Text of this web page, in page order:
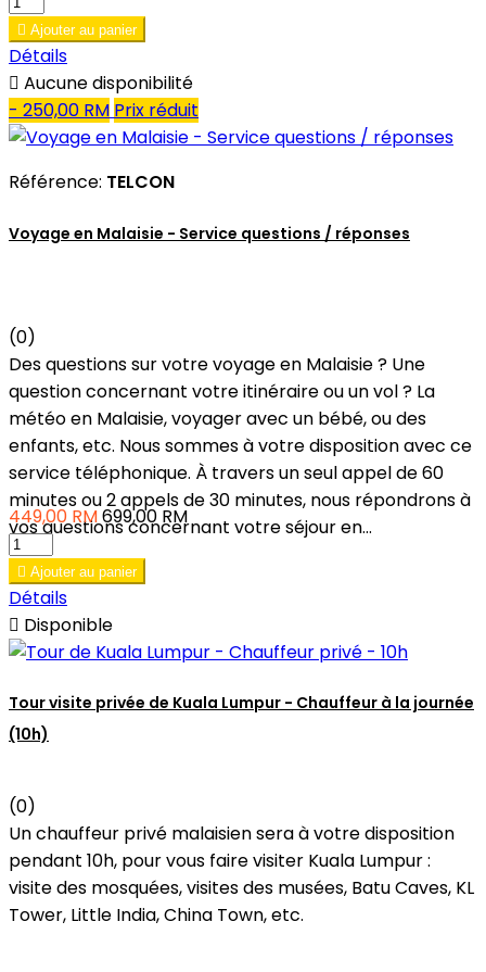
 Ajouter au panier
Détails
 Aucune disponibilité
- 250,00 RM Prix réduit
Référence: TELCON
Voyage en Malaisie - Service questions / réponses
(0)
Des questions sur votre voyage en Malaisie ? Une
question concernant votre itinéraire ou un vol ? La
météo en Malaisie, voyager avec un bébé, ou des
enfants, etc. Nous sommes à votre disposition avec ce
service téléphonique. À travers un seul appel de 60
minutes ou 2 appels de 30 minutes, nous répondrons à
vos questions concernant votre séjour en...
449,00 RM699,00 RM
 Ajouter au panier
Détails
 Disponible
Tour visite privée de Kuala Lumpur - Chauffeur à la journée
(10h)
(0)
Un chauffeur privé malaisien sera à votre disposition
pendant 10h, pour vous faire visiter Kuala Lumpur :
visite des mosquées, visites des musées, Batu Caves, KL
Tower, Little India, China Town, etc.